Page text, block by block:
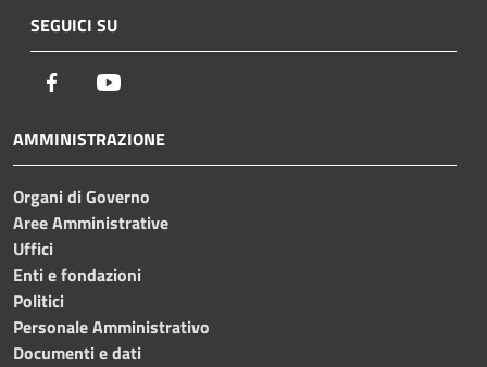
SEGUICI SU
Facebook
AMMINISTRAZIONE
Organi di Governo
Aree Amministrative
Uffici
Enti e fondazioni
Politici
Personale Amministrativo
Documenti e dati